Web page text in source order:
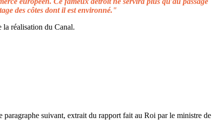
des côtes dont il est environné."
réalisation du Canal.
suivant, extrait du rapport fait au Roi par le ministre de